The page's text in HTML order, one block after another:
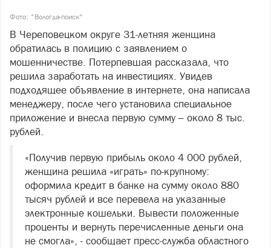
Фото: "Вологда-поиск"
В Череповецком округе 31-летняя женщина
обратилась в полицию с заявлением о
мошенничестве. Потерпевшая рассказала, что
решила заработать на инвестициях. Увидев
подходящее объявление в интернете, она написала
менеджеру, после чего установила специальное
приложение и внесла первую сумму – около 8 тыс.
рублей.
«Получив первую прибыль около 4 000 рублей,
женщина решила «играть» по-крупному:
оформила кредит в банке на сумму около 880
тысяч рублей и все перевела на указанные
электронные кошельки. Вывести положенные
проценты и вернуть перечисленные деньги она
не смогла», - сообщает пресс-служба областного